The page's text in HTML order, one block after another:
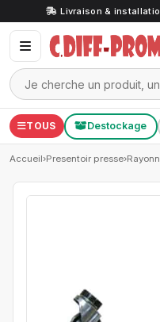
Livraison &
TOUS Destockage
Accueil›Presentoir presse›